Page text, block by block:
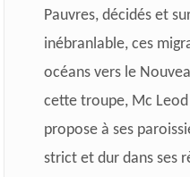
Pauvres, décidés et
inébranlable, ces
océans vers le
cette troupe, Mc Leod
propose à ses
strict et dur dans ses